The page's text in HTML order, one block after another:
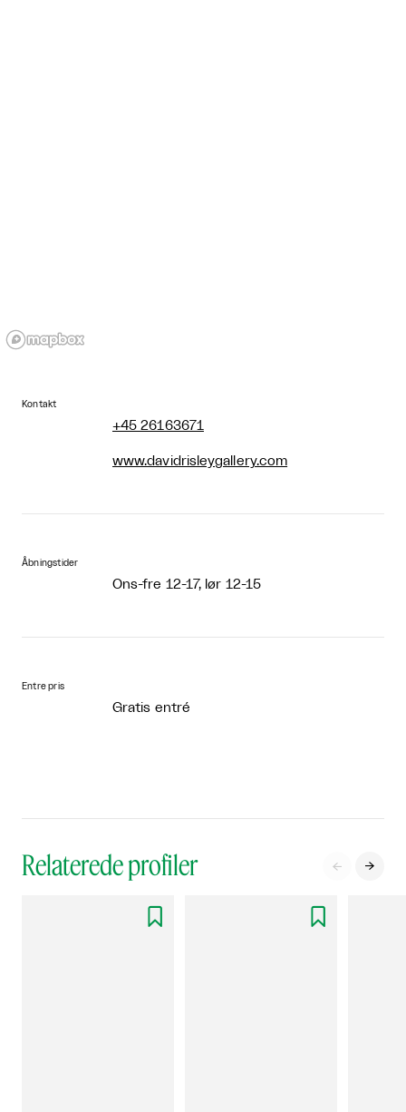
Kontakt
+45 26163671
www.davidrisleygallery.com
Åbningstider
Ons-fre 12-17, lør 12-15
Entre pris
Gratis entré
Relaterede profiler  
 